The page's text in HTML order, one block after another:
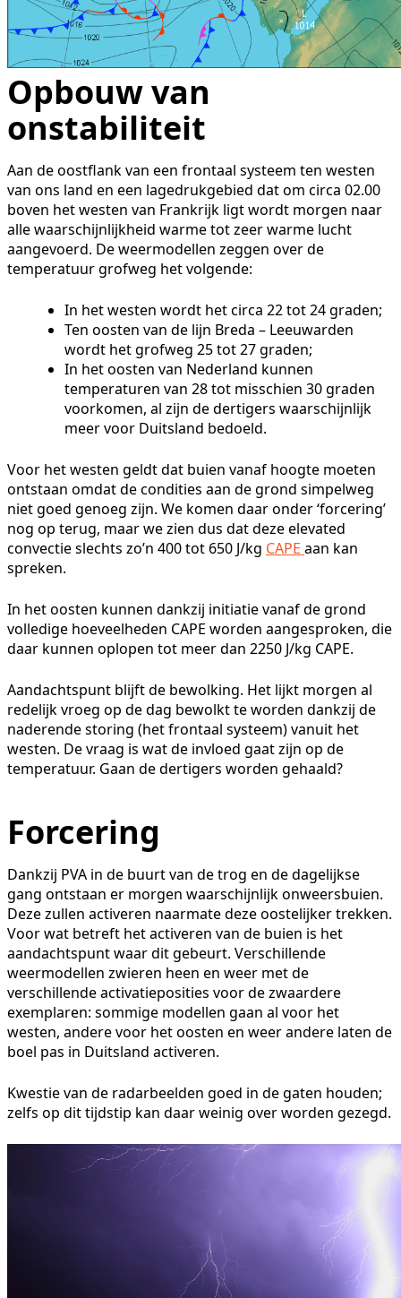
Opbouw van
onstabiliteit
Aan de oostflank van een frontaal systeem ten westen
van ons land en een lagedrukgebied dat om circa 02.00
boven het westen van Frankrijk ligt wordt morgen naar
alle waarschijnlijkheid warme tot zeer warme lucht
aangevoerd. De weermodellen zeggen over de
temperatuur grofweg het volgende:
In het westen wordt het circa 22 tot 24 graden;
Ten oosten van de lijn Breda – Leeuwarden
wordt het grofweg 25 tot 27 graden;
In het oosten van Nederland kunnen
temperaturen van 28 tot misschien 30 graden
voorkomen, al zijn de dertigers waarschijnlijk
meer voor Duitsland bedoeld.
Voor het westen geldt dat buien vanaf hoogte moeten
ontstaan omdat de condities aan de grond simpelweg
niet goed genoeg zijn. We komen daar onder ‘forcering’
nog op terug, maar we zien dus dat deze elevated
convectie slechts zo’n 400 tot 650 J/kg CAPE aan kan
spreken.
In het oosten kunnen dankzij initiatie vanaf de grond
volledige hoeveelheden CAPE worden aangesproken, die
daar kunnen oplopen tot meer dan 2250 J/kg CAPE.
Aandachtspunt blijft de bewolking. Het lijkt morgen al
redelijk vroeg op de dag bewolkt te worden dankzij de
naderende storing (het frontaal systeem) vanuit het
westen. De vraag is wat de invloed gaat zijn op de
temperatuur. Gaan de dertigers worden gehaald?
Forcering
Dankzij PVA in de buurt van de trog en de dagelijkse
gang ontstaan er morgen waarschijnlijk onweersbuien.
Deze zullen activeren naarmate deze oostelijker trekken.
Voor wat betreft het activeren van de buien is het
aandachtspunt waar dit gebeurt. Verschillende
weermodellen zwieren heen en weer met de
verschillende activatieposities voor de zwaardere
exemplaren: sommige modellen gaan al voor het
westen, andere voor het oosten en weer andere laten de
boel pas in Duitsland activeren.
Kwestie van de radarbeelden goed in de gaten houden;
zelfs op dit tijdstip kan daar weinig over worden gezegd.